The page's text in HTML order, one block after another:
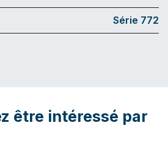
Série 772
être intéressé par